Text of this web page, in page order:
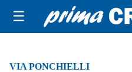
☰
VIA PONCHIELLI